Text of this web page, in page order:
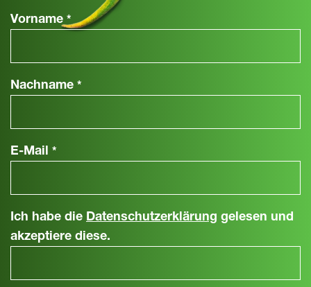
Vorname *
Nachname *
E-Mail *
Ich habe die Datenschutzerklärung gelesen und
akzeptiere diese.